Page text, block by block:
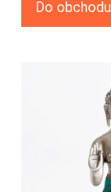
Do obchodu